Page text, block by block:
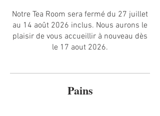
Notre Tea Room sera fermé du 27 juillet
au 14 août 2026 inclus. Nous aurons le
plaisir de vous accueillir à nouveau dès
le 17 aout 2026.
Pains